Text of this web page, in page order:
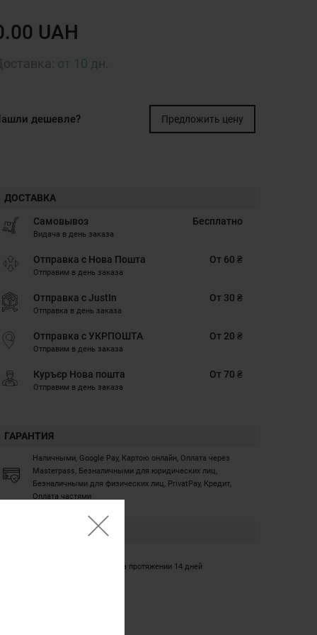
UAH
от 10 дн.
дешевле? Предложить цену
ДОСТАВКА
Самовывоз
Видача в день заказа
Бесплатно
Отправка с Нова Пошта
Отправим в день заказа
От 60 ₴
Отправка с JustIn
Отправка в день заказа
От 30 ₴
Отправка с УКРПОШТА
Отправим в день заказа
От 20 ₴
Куръєр Нова пошта
Отправим в день заказа
От 70 ₴
ГАРАНТИЯ
Наличными, Google Pay, Картою онлайн, Оплата через
Masterpass, Безналичными для юридических лиц,
Безналичными для физических лиц, PrivatPay, Кредит,
Оплата частями
Обмен/возврат товара на протяжении 14 дней